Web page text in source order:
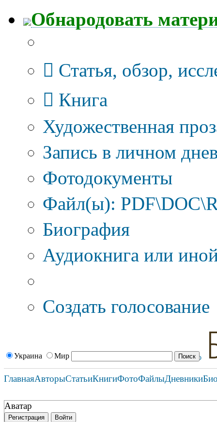
Обнародовать
Статья, обзор,
Книга
Художественная
Запись в личном
Фотодокументы
Файл(ы):
Биография
Аудиокнига или
Создать голосование
Украина Мир
ГлавнаяАвторыСтатьиКнигиФотоФайлыДневники
Аватар
Регистрация Войти